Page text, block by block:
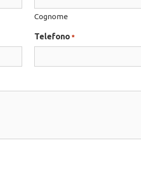
Cognome
Telefono *